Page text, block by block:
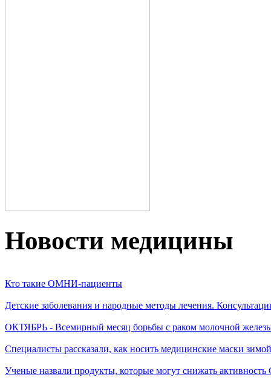
Новости медицины
Кто такие ОМНИ-пациенты
Детские заболевания и народные методы лечения.
ОКТЯБРЬ - Всемирный месяц борьбы с раком молочной
Специалисты рассказали, как носить медицинские маски зимой
Ученые назвали продукты, которые могут снижать